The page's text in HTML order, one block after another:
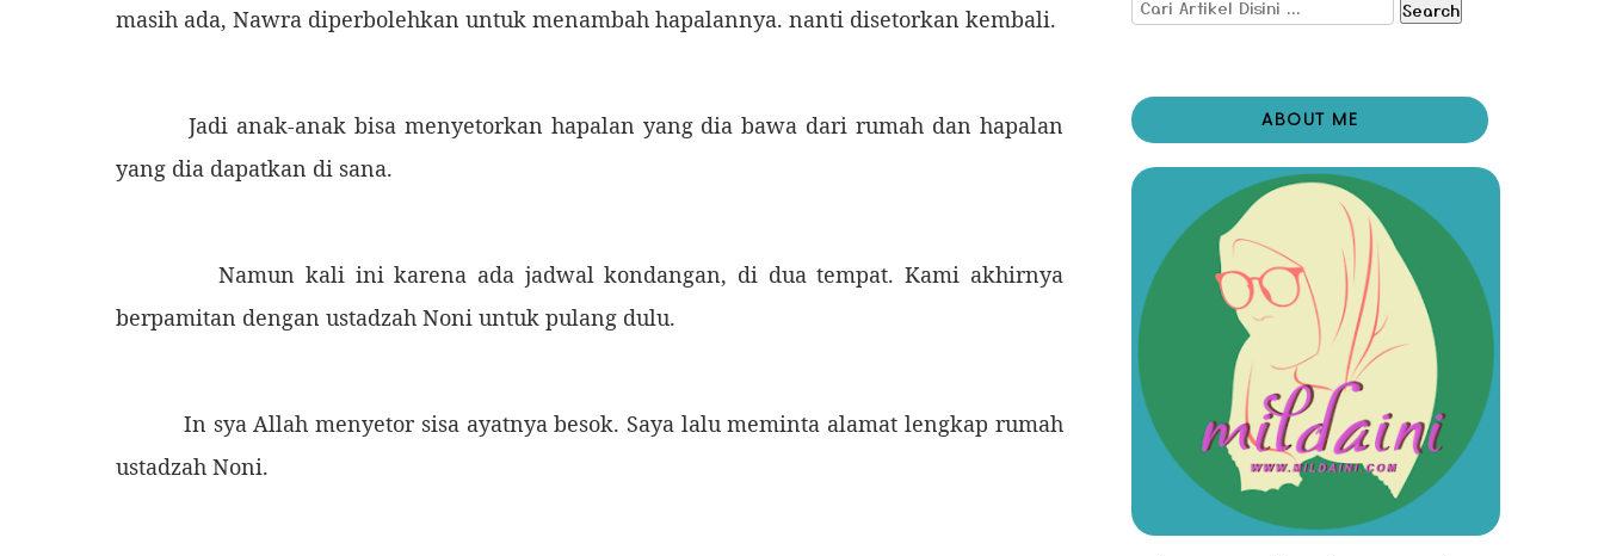
masih ada, Nawra diperbolehkan untuk menambah hapalannya. nanti disetorkan kembali.
Jadi anak-anak bisa menyetorkan hapalan yang dia bawa dari rumah dan hapalan
yang dia dapatkan di sana.
Namun kali ini karena ada jadwal kondangan, di dua tempat. Kami akhirnya
berpamitan dengan ustadzah Noni untuk pulang dulu.
In sya Allah menyetor sisa ayatnya besok. Saya lalu meminta alamat lengkap rumah
ustadzah Noni.
Search
ABOUT ME